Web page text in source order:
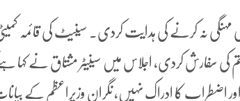
مہنگی نہ کرنے کی ہدایت کردی۔ سینیٹ کی قائمہ
کی سفارش کردی، اجلاس میں سینیٹر مشتاق نے
اضطراب کا ادراک نہیں، نگران وزیراعظم کے